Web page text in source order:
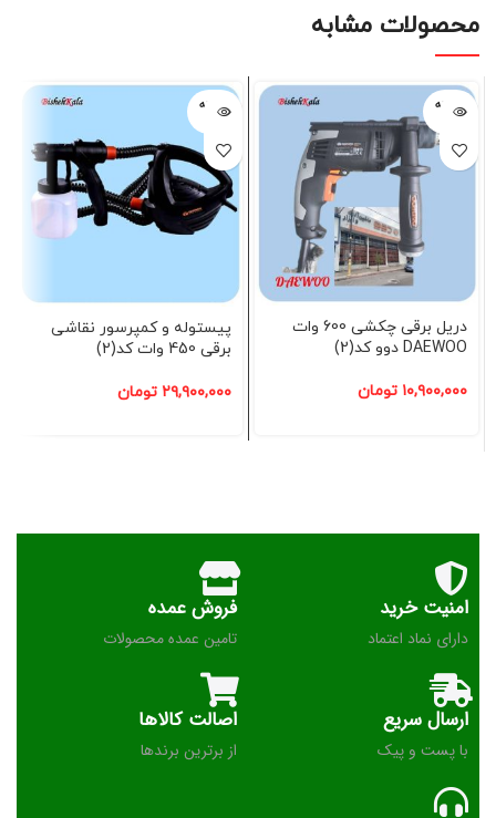
محصولات مشابه
فروخته
شده
دریل برقی چکشی 600 وات
DAEWOO دوو کد(2)
۱۰,۹۰۰,۰۰۰ تومان
فروخته
شده
پیستوله و کمپرسور نقاشی
برقی 450 وات کد(2)
۲۹,۹۰۰,۰۰۰ تومان
امنیت خرید
دارای نماد اعتماد
فروش عمده
تامین عمده محصولات
ارسال سریع
با پست و پیک
اصالت کالاها
از برترین برندها